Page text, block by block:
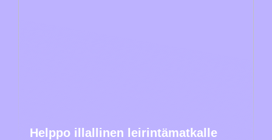
Helppo illallinen leirintämatkalle